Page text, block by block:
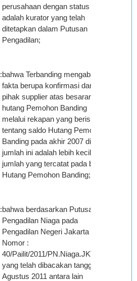
perusahaan dengan status pailit
adalah kurator yang telah
ditetapkan dalam Putusan
Pengadilan;
:bahwa Terbanding mengabaikan
fakta berupa konfirmasi dari
pihak supplier atas besaran
hutang Pemohon Banding
melalui rekapan yang berisikan
tentang saldo Hutang Pemohon
Banding pada akhir 2007 dimana
jumlah ini adalah lebih kecil dari
jumlah yang tercatat pada buku
Hutang Pemohon Banding;
:bahwa berdasarkan Putusan
Pengadilan Niaga pada
Pengadilan Negeri Jakarta Pusat
Nomor :
40/Pailit/2011/PN.Niaga.JKT.PST
yang telah dibacakan tanggal 25
Agustus 2011 antara lain